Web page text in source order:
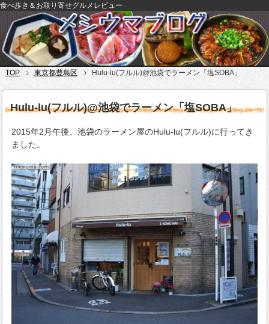
食べ歩き＆お取り寄せグルメレビュー
TOP 東京都豊島区 Hulu-lu(フルル)@池袋でラーメン「塩SOBA」
Hulu-lu(フルル)@池袋でラーメン「塩SOBA」
2015年2月午後、池袋のラーメン屋のHulu-lu(フルル)に行ってき
ました。